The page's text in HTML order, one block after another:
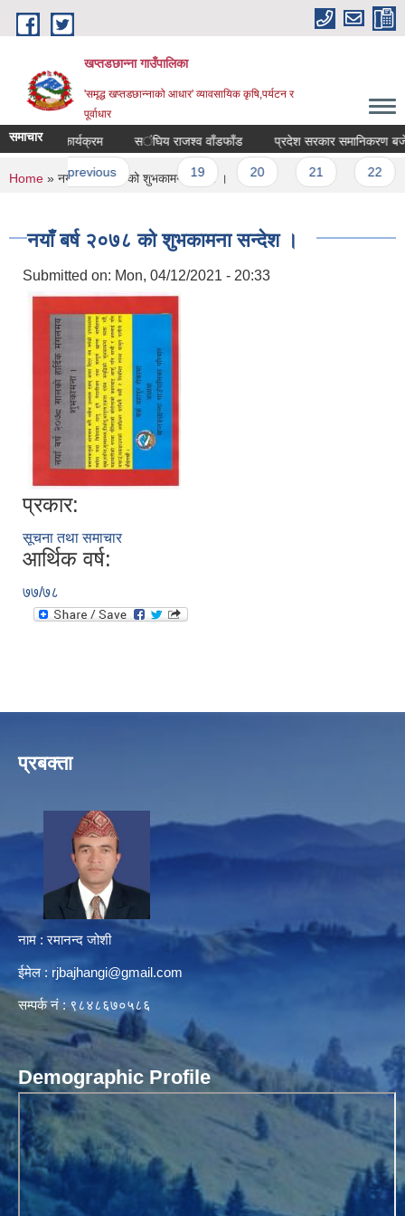
Skip to main content
खप्तडछान्ना गाउँपालिका
'समृद्ध खप्तडछान्नाको आधार' व्यावसायिक कृषि,पर्यटन र
पूर्वाधार
समाचार कार्यक्रम स‌‌ंघिय राजश्व वाँडफाँड प्रदेश सरकार समानिकरण बजेट
‹ previous … 19 20 21 22
You are here
Home » नयाँ बर्ष २०७८ को शुभकामना सन्देश ।
नयाँ बर्ष २०७८ को शुभकामना सन्देश ।
Submitted on: Mon, 04/12/2021 - 20:33
प्रकार:
सूचना तथा समाचार
आर्थिक वर्ष:
७७/७८
प्रबक्ता
नाम : रमानन्द जोशी
ईमेल : rjbajhangi@gmail.com
सम्पर्क नं : ९८४८६७०५८६
Demographic Profile